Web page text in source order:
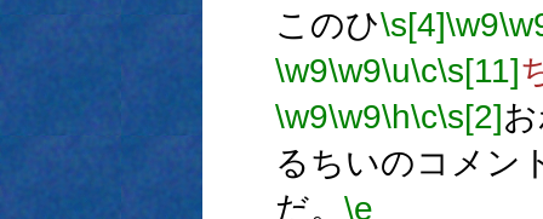
このひ\s[4]\w9
\w9\w9\u\c\s[11]
\w9\w9\h\c\s[2]
るちいのコメン
だ。 \e